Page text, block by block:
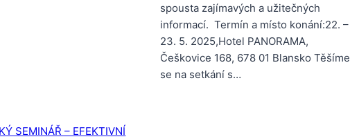
spousta zajímavých a užitečných
informací. Termín a místo konání:22. –
23. 5. 2025,Hotel PANORAMA,
Češkovice 168, 678 01 Blansko Těšíme
se na setkání s…
SEMINÁŘ – EFEKTIVNÍ